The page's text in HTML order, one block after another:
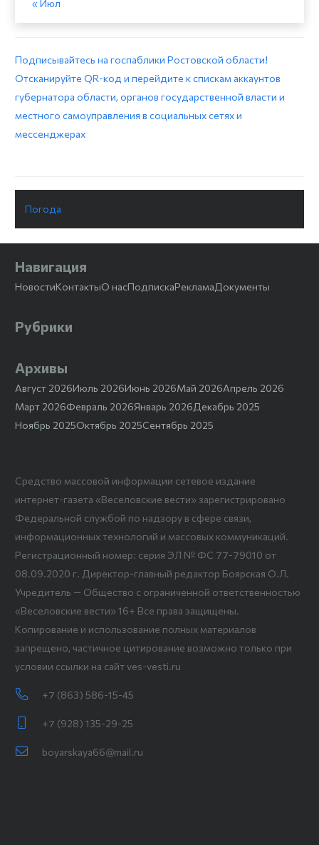
« Июл
Подписывайтесь на госпаблики Ростовской области!
Отсканируйте QR-код и перейдите к спискам аккаунтов
губернатора области, органов государственной власти и
местного самоуправления в социальных сетях и
мессенджерах
Погода
Навигация
НовостиКонтактыО насПодпискаРекламаДокументы
Рубрики
Архивы
Август 2026Июль 2026Июнь 2026Май 2026Апрель 2026
Март 2026Февраль 2026Январь 2026Декабрь 2025
Ноябрь 2025Октябрь 2025Сентябрь 2025
Средство массовой информации сетевое издание
интернет-газета «Веселовские вести» зарегистрировано
Федеральной службой по надзору в сфере связи,
информационных технологий и массовых коммуникаций.
Регистрационный номер: серия ЭЛ № ФС 77-79010 от
08.09.2020 г. Директор-главный редактор Боярская О.Л.
Учредитель — Общество с ограниченной ответственностью
«Веселовские вести» 16+ Все права защищены.
Копирование и использование полных материалов
запрещено, частичное цитирование возможно только при
условии ссылки на сайт ves-vesti.ru
+7 (863) 586-15-45
+7 (928) 135-29-25
boyarskaya66@mail.ru